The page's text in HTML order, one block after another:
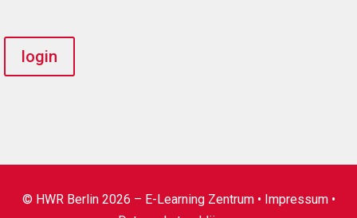
login
© HWR Berlin 2026 – E-Learning Zentrum • Impressum•